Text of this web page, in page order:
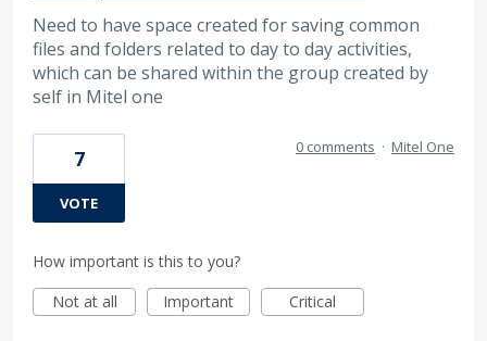
Need to have space created for saving common
files and folders related to day to day activities,
which can be shared within the group created by
self in Mitel one
7
VOTE
0 comments · Mitel One
How important is this to you?
Not at all
Important Critical